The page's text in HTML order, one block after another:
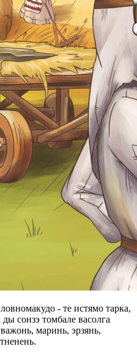
- те истямо тарка,
сонзэ томбале васолга
маринь, эрзянь,